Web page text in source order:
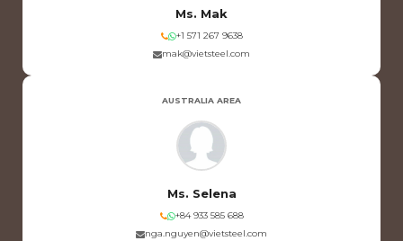
Ms. Mak
+1 571 267 9638
mak@vietsteel.com
AUSTRALIA AREA
Ms. Selena
+84 933 585 688
nga.nguyen@vietsteel.com